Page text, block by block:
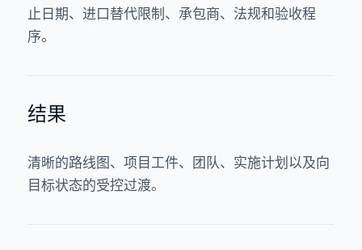
止日期、进口替代限制、承包商、法规和验收程
序。
结果
清晰的路线图、项目工件、团队、实施计划以及向
目标状态的受控过渡。